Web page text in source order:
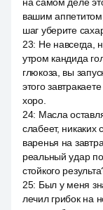
вашим
шаг уберите
23: Не навсегда,
утром кандида
глюкоза, вы
этого
хоро.
24: Масла
слабеет, никаких
варенья на
реальный удар
стойкого
25: Был у меня
лечил грибок на